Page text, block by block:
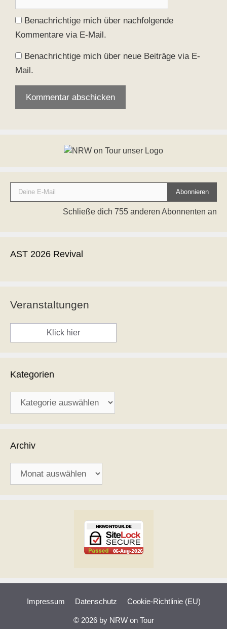
Benachrichtige mich über nachfolgende
Kommentare via E-Mail.
Benachrichtige mich über neue Beiträge via E-
Mail.
Deine E-Mail
Abonnieren
Schließe dich 755 anderen Abonnenten an
AST 2026 Revival
Veranstaltungen
Klick hier
Kategorien
Archiv
Impressum Datenschutz Cookie-Richtlinie (EU)
© 2026 by NRW on Tour